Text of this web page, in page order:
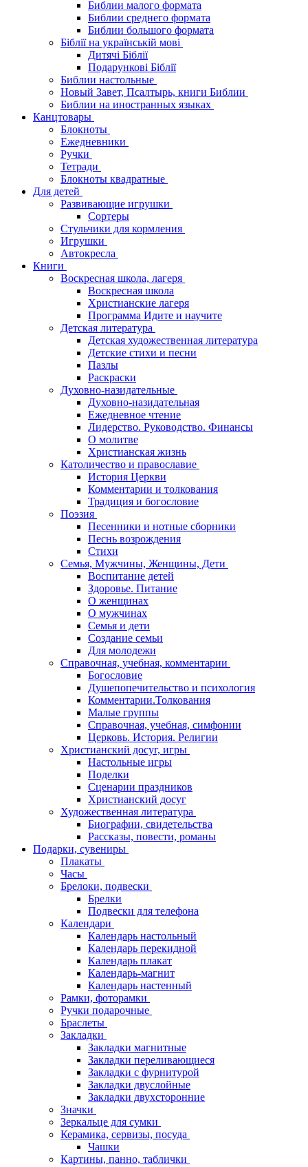
Библии малого формата
Библии среднего формата
Библии большого формата
Біблії на українській мові
Дитячі Біблії
Подарункові Біблії
Библии настольные
Новый Завет, Псалтырь, книги Библии
Библии на иностранных языках
Канцтовары
Блокноты
Ежедневники
Ручки
Тетради
Блокноты квадратные
Для детей
Развивающие игрушки
Сортеры
Стульчики для кормления
Игрушки
Автокресла
Книги
Воскресная школа, лагеря
Воскресная школа
Христианские лагеря
Программа Идите и научите
Детская литература
Детская художественная литература
Детские стихи и песни
Пазлы
Раскраски
Духовно-назидательные
Духовно-назидательная
Ежедневное чтение
Лидерство. Руководство. Финансы
О молитве
Христианская жизнь
Католичество и православие
История Церкви
Комментарии и толкования
Традиция и богословие
Поэзия
Песенники и нотные сборники
Песнь возрождения
Стихи
Семья, Мужчины, Женщины, Дети
Воспитание детей
Здоровье. Питание
О женщинах
О мужчинах
Семья и дети
Создание семьи
Для молодежи
Справочная, учебная, комментарии
Богословие
Душепопечительство и психология
Комментарии.Толкования
Малые группы
Справочная, учебная, симфонии
Церковь. История. Религии
Христианский досуг, игры
Настольные игры
Поделки
Сценарии праздников
Христианский досуг
Художественная литература
Биографии, свидетельства
Рассказы, повести, романы
Подарки, сувениры
Плакаты
Часы
Брелоки, подвески
Брелки
Подвески для телефона
Календари
Календарь настольный
Календарь перекидной
Календарь плакат
Календарь-магнит
Календарь настенный
Рамки, фоторамки
Ручки подарочные
Браслеты
Закладки
Закладки магнитные
Закладки переливающиеся
Закладки с фурнитурой
Закладки двуслойные
Закладки двухсторонние
Значки
Зеркальце для сумки
Керамика, сервизы, посуда
Чашки
Картины, панно, таблички